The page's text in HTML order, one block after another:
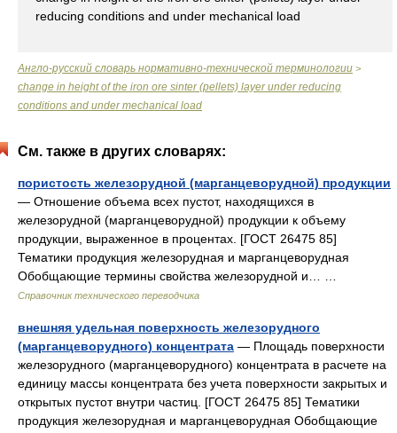
reducing conditions and under mechanical load
Англо-русский словарь нормативно-технической терминологии >
change in height of the iron ore sinter (pellets) layer under reducing
conditions and under mechanical load
См. также в других словарях:
пористость железорудной (марганцеворудной) продукции
— Отношение объема всех пустот, находящихся в
железорудной (марганцеворудной) продукции к объему
продукции, выраженное в процентах. [ГОСТ 26475 85]
Тематики продукция железорудная и марганцеворудная
Обобщающие термины свойства железорудной и… …
Справочник технического переводчика
внешняя удельная поверхность железорудного
(марганцеворудного) концентрата — Площадь поверхности
железорудного (марганцеворудного) концентрата в расчете на
единицу массы концентрата без учета поверхности закрытых и
открытых пустот внутри частиц. [ГОСТ 26475 85] Тематики
продукция железорудная и марганцеворудная Обобщающие